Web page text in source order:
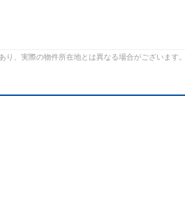
、実際の物件所在地とは異なる場合がございます。